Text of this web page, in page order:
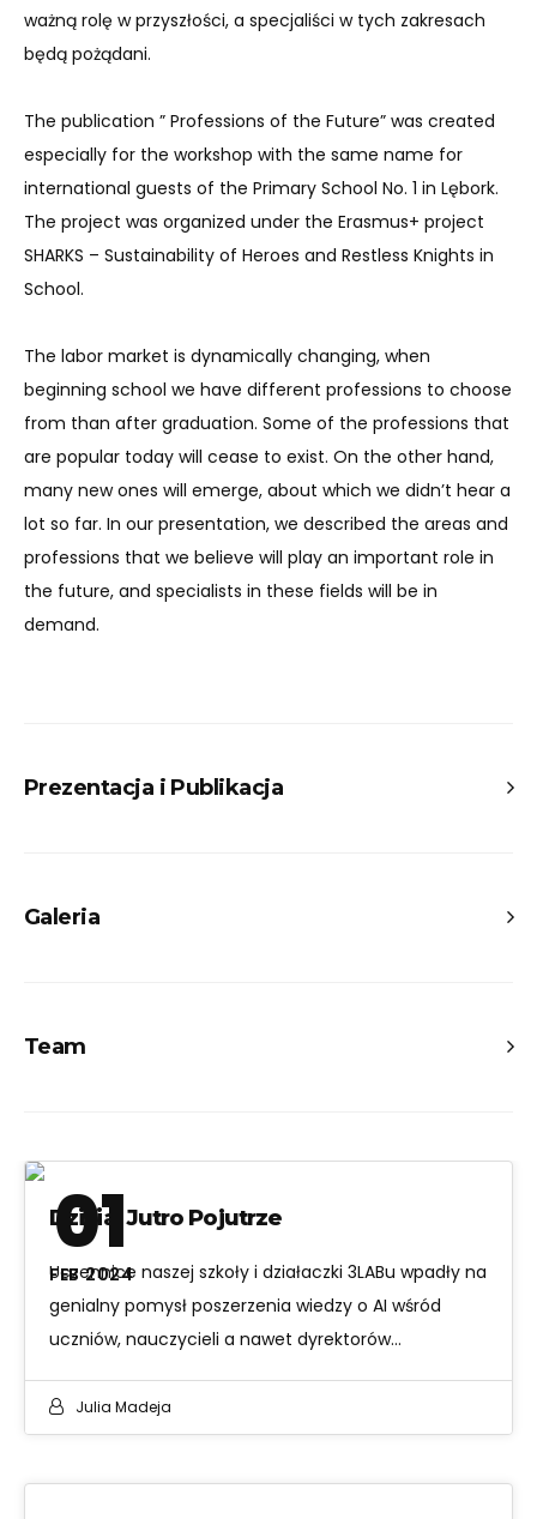
ważną rolę w przyszłości, a specjaliści w tych zakresach
będą pożądani.
The publication ” Professions of the Future” was created
especially for the workshop with the same name for
international guests of the Primary School No. 1 in Lębork.
The project was organized under the Erasmus+ project
SHARKS – Sustainability of Heroes and Restless Knights in
School.
The labor market is dynamically changing, when
beginning school we have different professions to choose
from than after graduation. Some of the professions that
are popular today will cease to exist. On the other hand,
many new ones will emerge, about which we didn’t hear a
lot so far. In our presentation, we described the areas and
professions that we believe will play an important role in
the future, and specialists in these fields will be in
demand.
Prezentacja i Publikacja
Galeria
Team
Wojtek Kuberka
Franek Kuberka
01
FEB 2024
Dzisiaj Jutro Pojutrze
Uczennice naszej szkoły i działaczki 3LABu wpadły na
genialny pomysł poszerzenia wiedzy o AI wśród
uczniów, nauczycieli a nawet dyrektorów…
Julia Madeja